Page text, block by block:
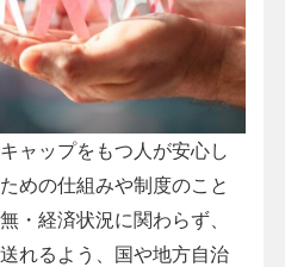
ャップをもつ人が安心し
めの仕組みや制度のこと
・経済状況に関わらず、
れるよう、国や地方自治